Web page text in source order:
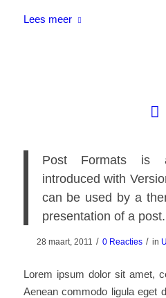
Lees meer
Post Formats is
introduced with
can be used by a
presentation of a post.
28 maart, 2011 / 0 Reacties / in
Lorem ipsum dolor sit amet,
Aenean commodo ligula eget